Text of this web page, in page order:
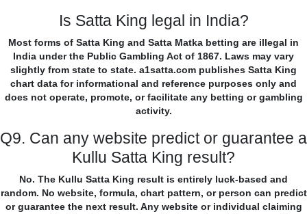
Is Satta King legal in India?
Most forms of Satta King and Satta Matka betting are illegal in
India under the Public Gambling Act of 1867. Laws may vary
slightly from state to state. a1satta.com publishes Satta King
chart data for informational and reference purposes only and
does not operate, promote, or facilitate any betting or gambling
activity.
Q9. Can any website predict or guarantee a
Kullu Satta King result?
No. The Kullu Satta King result is entirely luck-based and
random. No website, formula, chart pattern, or person can predict
or guarantee the next result. Any website or individual claiming